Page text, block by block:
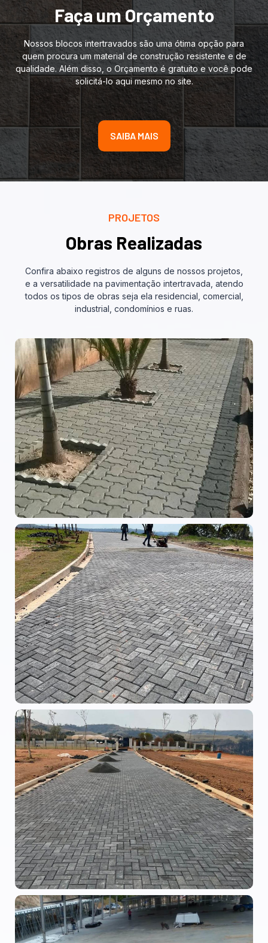
Faça um Orçamento
Nossos blocos intertravados são uma ótima opção para
quem procura um material de construção resistente e de
qualidade. Além disso, o Orçamento é gratuito e você pode
solicitá-lo aqui mesmo no site.
SAIBA MAIS
PROJETOS
Obras Realizadas
Confira abaixo registros de alguns de nossos projetos,
e a versatilidade na pavimentação intertravada, atendo
todos os tipos de obras seja ela residencial, comercial,
industrial, condomínios e ruas.